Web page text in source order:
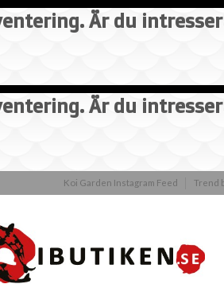
Är du
Är du
Koi Garden Instagram Feed Trend